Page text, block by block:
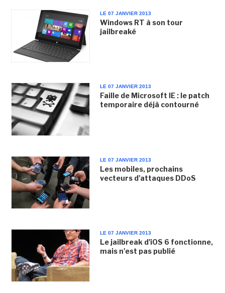
LE 07 JANVIER 2013
Windows RT à son tour
jailbreaké
LE 07 JANVIER 2013
Faille de Microsoft IE : le patch
temporaire déjà contourné
LE 07 JANVIER 2013
Les mobiles, prochains
vecteurs d'attaques DDoS
LE 07 JANVIER 2013
Le jailbreak d'iOS 6 fonctionne,
mais n'est pas publié